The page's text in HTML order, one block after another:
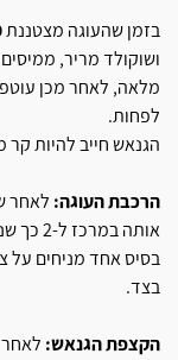
בזמן שהעוגה מצטננת
מלאה, לאחר מכן
לפחות.
הגנאש חייב להיות קר
הרכבת העוגה: לאחר
אותה במרכז ל-2 כך שנקבל 2 בסיסים של העוגה.
בסיס אחד מניחים על
בצד.
הקצפת הגנאש: